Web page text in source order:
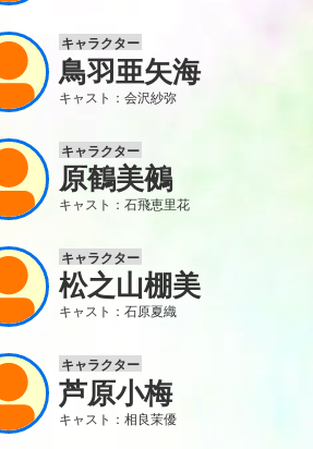
キャラクター
鳥羽亜矢海
キャスト：会沢紗弥
キャラクター
原鶴美鵺
キャスト：石飛恵里花
キャラクター
松之山棚美
キャスト：石原夏織
キャラクター
芦原小梅
キャスト：相良茉優